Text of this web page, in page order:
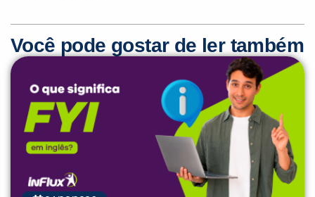
Você pode gostar de ler também